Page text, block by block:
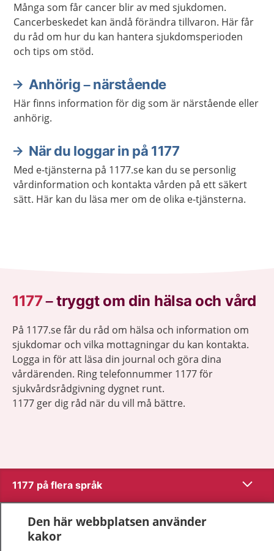
Många som får cancer blir av med sjukdomen.
Cancerbeskedet kan ändå förändra tillvaron. Här får
du råd om hur du kan hantera sjukdomsperioden
och tips om stöd.
Anhörig – närstående
Här finns information för dig som är närstående eller
anhörig.
När du loggar in på 1177
Med e-tjänsterna på 1177.se kan du se personlig
vårdinformation och kontakta vården på ett säkert
sätt. Här kan du läsa mer om de olika e-tjänsterna.
1177–tryggt om din hälsa och vård
På 1177.se får du råd om hälsa och information om
sjukdomar och vilka mottagningar du kan kontakta.
Logga in för att läsa din journal och göra dina
vårdärenden. Ring telefonnummer 1177 för
sjukvårdsrådgivning dygnet runt.
1177 ger dig råd när du vill må bättre.
1177 på flera språk Visa
Om 1177
Den här webbplatsen använder
kakor